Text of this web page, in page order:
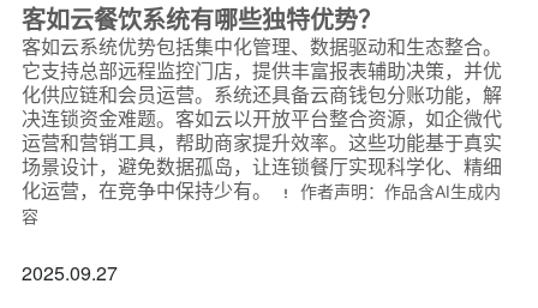
客如云餐饮系统有哪些独特优势？
客如云系统优势包括集中化管理、数据驱动和生态整合。
它支持总部远程监控门店，提供丰富报表辅助决策，并优
化供应链和会员运营。系统还具备云商钱包分账功能，解
决连锁资金难题。客如云以开放平台整合资源，如企微代
运营和营销工具，帮助商家提升效率。这些功能基于真实
场景设计，避免数据孤岛，让连锁餐厅实现科学化、精细
化运营，在竞争中保持少有。
作者声明：作品含AI生成内
容
2025.09.27
*联系方式